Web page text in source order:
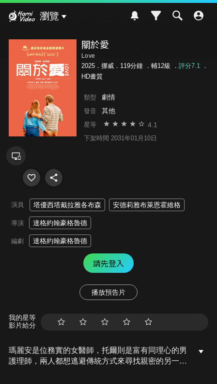
瀏覽
關於愛
Love
2025．挪威．119分鐘 ． 輔12級 ． 評分7.1．
HD畫質
類型 劇情
發音 其他
星等 4.1
下架時間 2031年01月10日
演員 塔優西塔戴拉雅各布森 安德莉雅布萊恩霍維格
導演 達格約翰豪格魯德
編劇 達格約翰豪格魯德
請先登入
播放預告片
我的星等
影片給分
瑪麗安是位務實的女醫師，托爾則是富有同理心的男
護理師，兩人都想逃避傳統方式來尋找親密的另一